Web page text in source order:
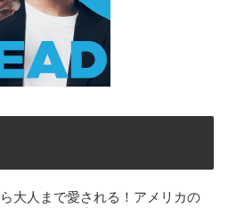
大人まで愛される！アメリカの